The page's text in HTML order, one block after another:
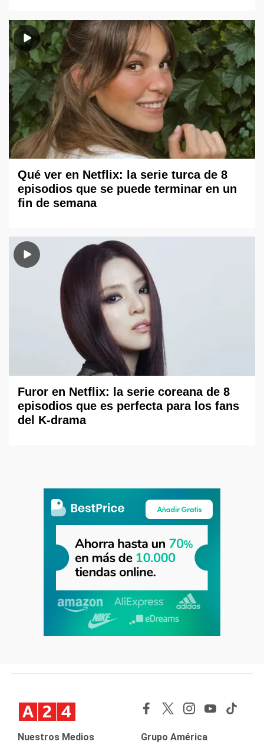
Qué ver en Netflix: la serie turca de 8
episodios que se puede terminar en un
fin de semana
Furor en Netflix: la serie coreana de 8
episodios que es perfecta para los fans
del K-drama
Nuestros Medios Grupo América